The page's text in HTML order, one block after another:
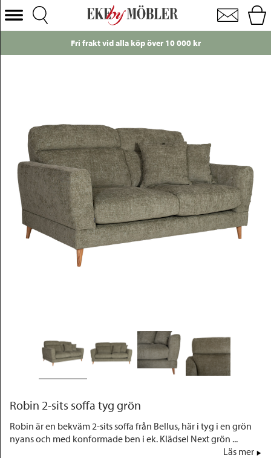
Robin 2-sits soffa tyg grön
Välj Kategori
Sängar
Förvaring
Inredning
Mattor
Belysning
Fri frakt vid alla köp över 10 000 kr
Robin 2-sits soffa tyg grön
Robin är en bekväm 2-sits soffa från Bellus, här i tyg i en grön
nyans och med konformade ben i ek. Klädsel Next grön ...
Läs mer